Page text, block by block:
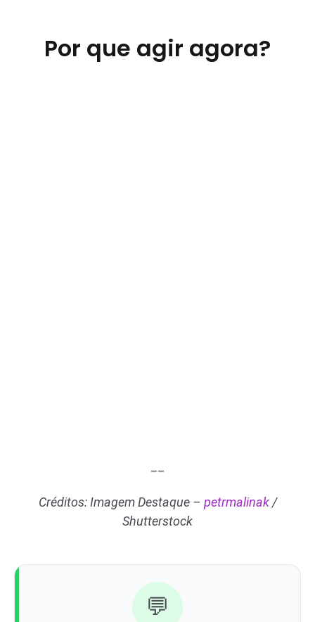
Por que agir agora?
Créditos: Imagem Destaque – petrmalinak/
Shutterstock
💬